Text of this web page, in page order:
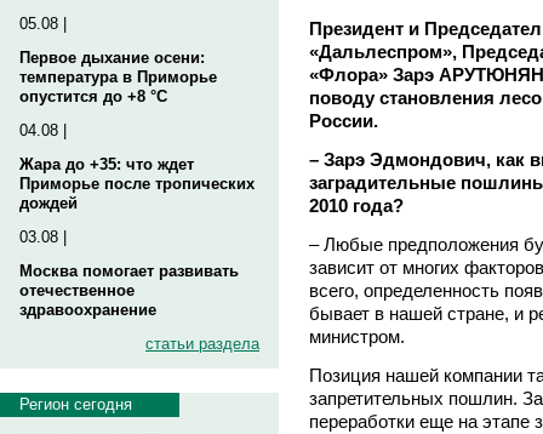
05.08 |
Первое дыхание осени:
температура в Приморье
опустится до +8 °C
04.08 |
Жара до +35: что ждет
Приморье после тропических
дождей
03.08 |
Москва помогает развивать
отечественное
здравоохранение
статьи раздела
Регион сегодня
Президент и
«Дальлеспром»,
«Флора» Зарэ
поводу становления
России.
– Зарэ Эдмондович, как
заградительные
2010 года?
– Любые предположения
зависит от многих
всего, определенность
бывает в нашей стране, и
министром.
Позиция нашей компании
запретительных пошлин.
переработки еще на этапе